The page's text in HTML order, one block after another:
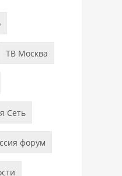
ТВ Москва
Сеть
форум